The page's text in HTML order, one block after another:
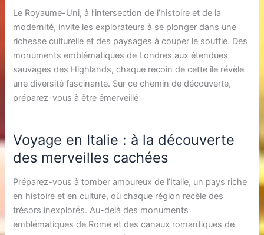
Le Royaume-Uni, à l’intersection de l’histoire et de la
modernité, invite les explorateurs à se plonger dans une
richesse culturelle et des paysages à couper le souffle. Des
monuments emblématiques de Londres aux étendues
sauvages des Highlands, chaque recoin de cette île révèle
une diversité fascinante. Sur ce chemin de découverte,
préparez-vous à être émerveillé
Voyage en Italie : à la découverte
des merveilles cachées
Préparez-vous à tomber amoureux de l’Italie, un pays riche
en histoire et en culture, où chaque région recèle des
trésors inexplorés. Au-delà des monuments
emblématiques de Rome et des canaux romantiques de